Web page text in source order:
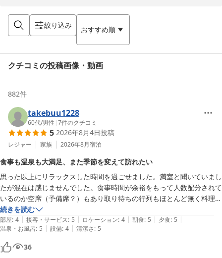
絞り込み おすすめ順
クチコミの投稿画像・動画
882件
takebuu1228
60代/男性 |7件のクチコミ
5 2026年8月4日投稿
レジャー 家族 2026年8月宿泊
食事も温泉も大満足、また季節を変えて訪れたい
思った以上にリラックスした時間を過ごせました。満室と聞いていまし
たが混在は感じませんでした。食事時間が余裕をもって人数配分されて
いるのか空席（予備席？）もあり取り待ちの行列もほとんど無く料理
（ブッフェ）も少なくなっているものは早々に補充されてました。夕食
はもちろんですが、アフタヌーンブッフェは昼食並朝食は夕食並の種類
が用意されており一つ一つのきちんと調理されておいしかったです。
（夕食は食べるのに一生懸命で写真撮るのを忘れました）大浴場も空い
ていてゆったり入れました。部屋も経年変化はありますが綺麗に清掃さ
続きを読む
部屋: 4 | 接客・サービス: 5 | ロケーション: 4 | 朝食: 5 | 夕食: 5 |
温泉・お風呂: 5 | 設備: 4 | 清潔さ: 5
36